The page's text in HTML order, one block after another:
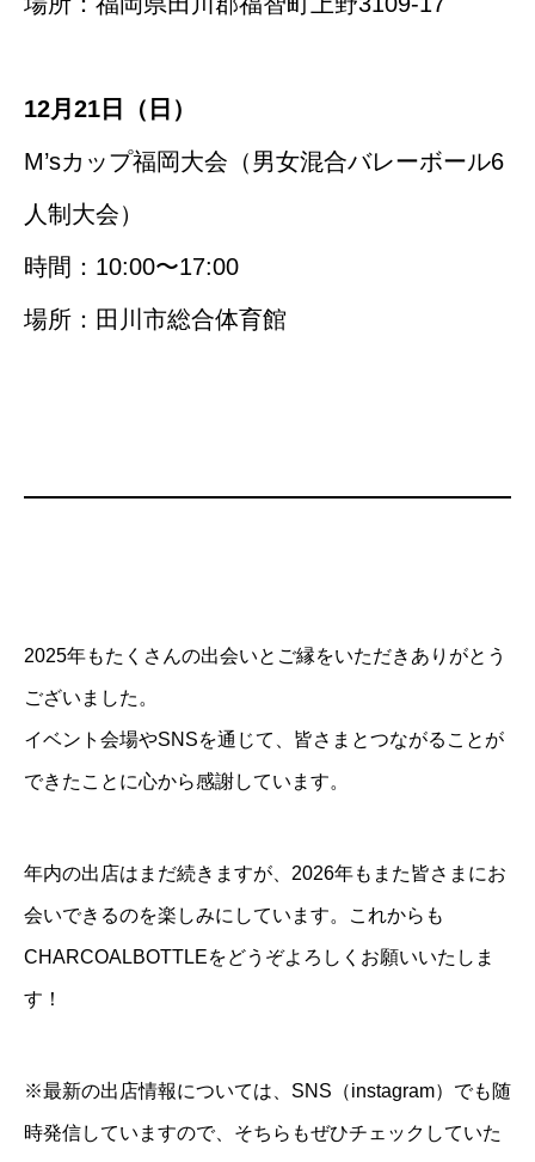
12月21日（日）
M’sカップ福岡大会（男女混合バレーボール6
人制大会）
時間：10:00〜17:00
場所：田川市総合体育館
2025年もたくさんの出会いとご縁をいただきありがとう
ございました。
イベント会場やSNSを通じて、皆さまとつながることが
できたことに心から感謝しています。
年内の出店はまだ続きますが、2026年もまた皆さまにお
会いできるのを楽しみにしています。これからも
CHARCOALBOTTLEをどうぞよろしくお願いいたしま
す！
※最新の出店情報については、SNS（instagram）でも随
時発信していますので、そちらもぜひチェックしていた